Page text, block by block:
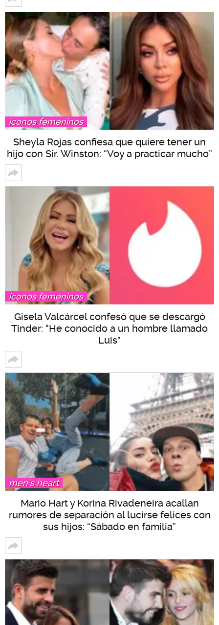
íconos femeninos
Sheyla Rojas confiesa que quiere tener un
hijo con Sir. Winston: “Voy a practicar mucho”
íconos femeninos
Gisela Valcárcel confesó que se descargó
Tinder: “He conocido a un hombre llamado
Luis”
men's heart
Mario Hart y Korina Rivadeneira acallan
rumores de separación al lucirse felices con
sus hijos: “Sábado en familia”